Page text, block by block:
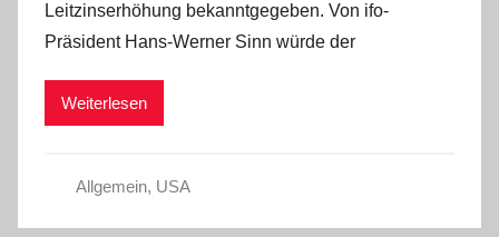
d
m
Leitzinserhöhung bekanntgegeben. Von ifo-
Präsident Hans-Werner Sinn würde der
Weiterlesen
Allgemein, USA